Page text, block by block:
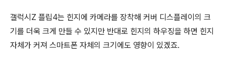
갤럭시Z 플립4는 힌지에 카메라를 장착해 커버 디스플레이의 크
기를 더욱 크게 만들 수 있지만 반대로 힌지의 하우징을 하면 힌지
자체가 커져 스마트폰 자체의 크기에도 영향이 있겠죠.